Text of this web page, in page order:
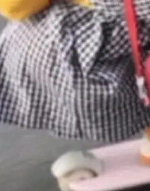
清单上多了两项：
用安全地从PoC走
跟得上AI应用...
段来表示——bool
的默认模式、浅
量无意义的组
全 null 了。要知道
靠"文档、校验、或
的 enum，两个
每个大厂都在
Varda 在 Twitte
们发布了 Cloudfla
器人，跟其他所
，实际上它不一
版，我十年前的
次它构建在 Cloudf
时间搭建的平台
本上是我十年秘密
托管的分
推出了最新开源项
上运行 Cloudflare
的守护进程。 设
个独立的 SQLite
你自己的 S3 兼容
个存储库协调——
。每个对象自带一
片构建，单个数据
计层面就被消除
不占资源。当 cel
恢复 SQLite 数据
榜：vivo夺
Z系列
存储等硬件成本暴
啊，新机速度明显
新机参数规格除开
Z Fold8 Ultra / Z
是中低端机器，
17、REDMI No
是vivo X300 E这
——DeltaDB，一
次编辑操作的版
Access 阶段。 De